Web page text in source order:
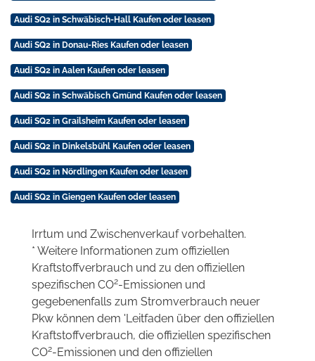
Audi SQ2 in Schwäbisch-Hall Kaufen oder leasen
Audi SQ2 in Donau-Ries Kaufen oder leasen
Audi SQ2 in Aalen Kaufen oder leasen
Audi SQ2 in Schwäbisch Gmünd Kaufen oder leasen
Audi SQ2 in Grailsheim Kaufen oder leasen
Audi SQ2 in Dinkelsbühl Kaufen oder leasen
Audi SQ2 in Nördlingen Kaufen oder leasen
Audi SQ2 in Giengen Kaufen oder leasen
Irrtum und Zwischenverkauf vorbehalten.
* Weitere Informationen zum offiziellen
Kraftstoffverbrauch und zu den offiziellen
spezifischen CO2-Emissionen und
gegebenenfalls zum Stromverbrauch neuer
Pkw können dem 'Leitfaden über den offiziellen
Kraftstoffverbrauch, die offiziellen spezifischen
CO2-Emissionen und den offiziellen